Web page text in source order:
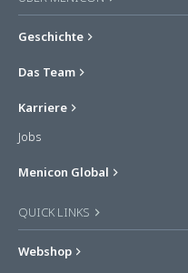
Geschichte
Das Team
Karriere
Jobs
Menicon Global
QUICK LINKS
Webshop